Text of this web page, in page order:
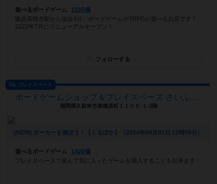
遊べるボードゲーム
1165個
阪急高槻市駅から徒歩3分、ボードゲームやTRPGが遊べるお店です！
2022年7月にリニューアルオープン！
フォローする
プレイスペース
ボードゲームショップ＆プレイスペース さいふる[xi-full]
福岡県久留米市東櫛原町１１０５-１-2階
[NEW] ポーカーを遊ぼう！【くるぽか】（2024年09月01日 12時59分）
遊べるボードゲーム
1420個
プレイスペースで遊んで気に入ったゲームを購入することも出来ます！